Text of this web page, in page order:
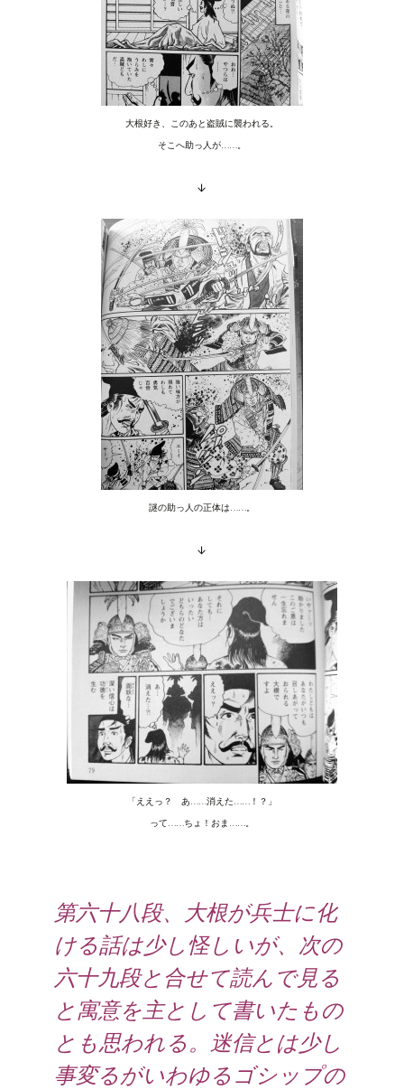
大根好き、このあと盗賊に襲われる。
そこへ助っ人が……。
↓
謎の助っ人の正体は……。
↓
「ええっ？ あ……消えた……！？」
って……ちょ！おま……。
第六十八段、大根が兵士に化
ける話は少し怪しいが、次の
六十九段と合せて読んで見る
と寓意を主として書いたもの
とも思われる。迷信とは少し
事変るがいわゆるゴシップの